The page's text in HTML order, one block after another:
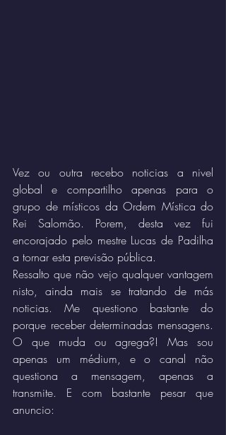
Vez ou outra recebo noticias a nivel
global e compartilho apenas para o
grupo de místicos da Ordem Mística do
Rei Salomão. Porem, desta vez fui
encorajado pelo mestre Lucas de Padilha
a tornar esta previsão pública.
Ressalto que não vejo qualquer vantagem
nisto, ainda mais se tratando de más
noticias. Me questiono bastante do
porque receber determinadas mensagens.
O que muda ou agrega?! Mas sou
apenas um médium, e o canal não
questiona a mensagem, apenas a
transmite. E com bastante pesar que
anuncio: